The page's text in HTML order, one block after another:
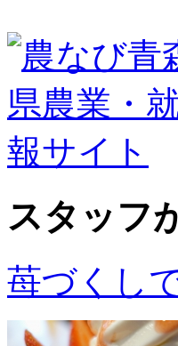
スタッフ
苺づくし